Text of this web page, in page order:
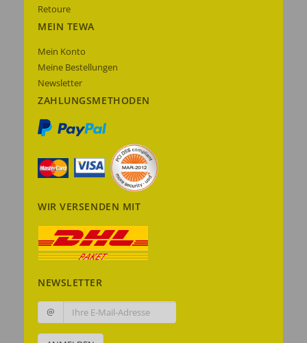
Retoure
MEIN TEWA
Mein Konto
Meine Bestellungen
Newsletter
ZAHLUNGSMETHODEN
WIR VERSENDEN MIT
NEWSLETTER
@